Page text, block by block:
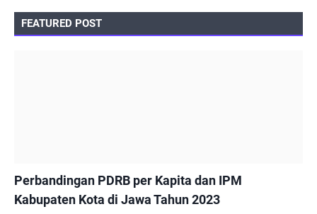
FEATURED POST
Perbandingan PDRB per Kapita dan IPM
Kabupaten Kota di Jawa Tahun 2023